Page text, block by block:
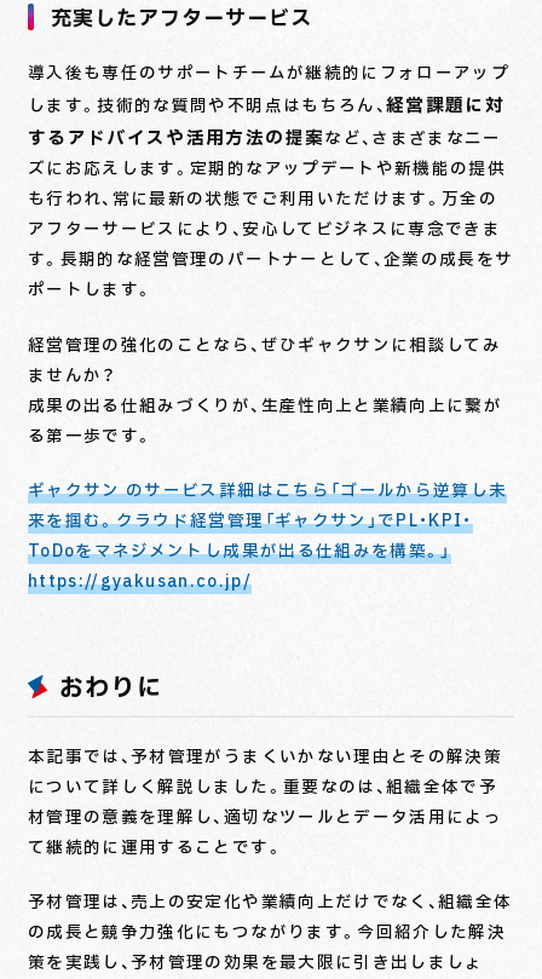
充実したアフターサービス
導入後も専任のサポートチームが継続的にフォローアップ
します。技術的な質問や不明点はもちろん、経営課題に対
するアドバイスや活用方法の提案など、さまざまなニー
ズにお応えします。定期的なアップデートや新機能の提供
も行われ、常に最新の状態でご利用いただけます。万全の
アフターサービスにより、安心してビジネスに専念できま
す。長期的な経営管理のパートナーとして、企業の成長をサ
ポートします。
経営管理の強化のことなら、ぜひギャクサンに相談してみ
ませんか？
成果の出る仕組みづくりが、生産性向上と業績向上に繋が
る第一歩です。
ギャクサン のサービス詳細はこちら「ゴールから逆算し未
来を掴む。クラウド経営管理「ギャクサン」でPL・KPI・
ToDoをマネジメントし成果が出る仕組みを構築。」
https://gyakusan.co.jp/
おわりに
本記事では、予材管理がうまくいかない理由とその解決策
について詳しく解説しました。重要なのは、組織全体で予
材管理の意義を理解し、適切なツールとデータ活用によっ
て継続的に運用することです。
予材管理は、売上の安定化や業績向上だけでなく、組織全体
の成長と競争力強化にもつながります。今回紹介した解決
策を実践し、予材管理の効果を最大限に引き出しましょ